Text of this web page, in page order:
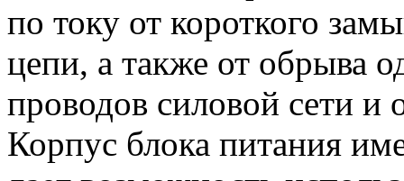
по току от короткого
цепи, а также от обрыва
проводов силовой сети и
Корпус блока питания